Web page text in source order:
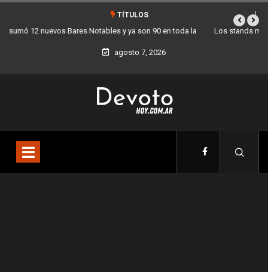
TÍTULOS
Los stands móviles de la Ciudad llegan esta semana a Villa Devoto
agosto 7, 2026